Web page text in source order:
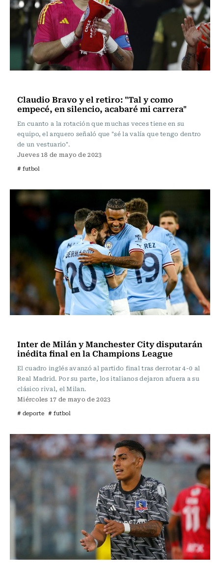
Claudio Bravo y el retiro: "Tal y como
empecé, en silencio, acabaré mi carrera"
En cuanto a la rotación que muchas veces tiene en su
equipo, el arquero señaló que "sé la valía que tengo dentro
de un vestuario".
Jueves 18 de mayo de 2023
# futbol
Inter de Milán y Manchester City disputarán
inédita final en la Champions League
El cuadro inglés avanzó al partido final tras derrotar 4-0 al
Real Madrid. Por su parte, los italianos dejaron afuera a su
clásico rival, el Milan.
Miércoles 17 de mayo de 2023
# deporte # futbol